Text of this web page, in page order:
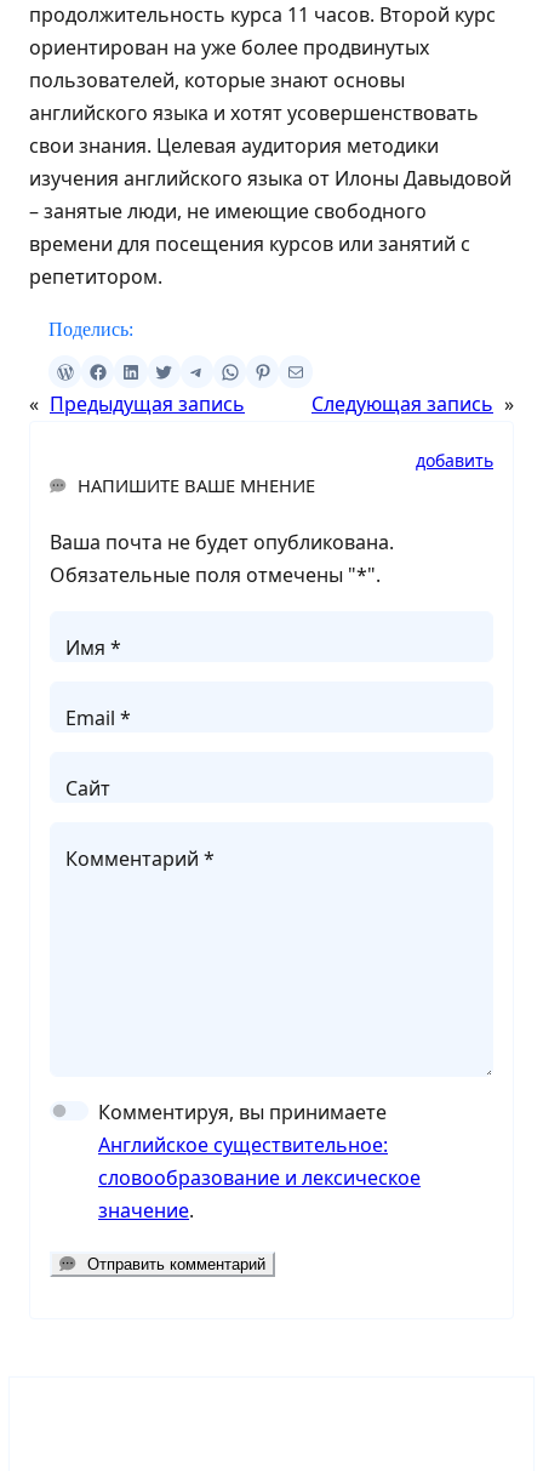
продолжительность курса 11 часов. Второй курс
ориентирован на уже более продвинутых
пользователей, которые знают основы
английского языка и хотят усовершенствовать
свои знания. Целевая аудитория методики
изучения английского языка от Илоны Давыдовой
– занятые люди, не имеющие свободного
времени для посещения курсов или занятий с
репетитором.
Поделись:
« Предыдущая запись Следующая запись »
добавить
НАПИШИТЕ ВАШЕ МНЕНИЕ
Ваша почта не будет опубликована.
Обязательные поля отмечены "*".
Имя *
Email *
Сайт
Комментарий *
Комментируя, вы принимаете
Английское существительное:
словообразование и лексическое
значение.
Отправить комментарий